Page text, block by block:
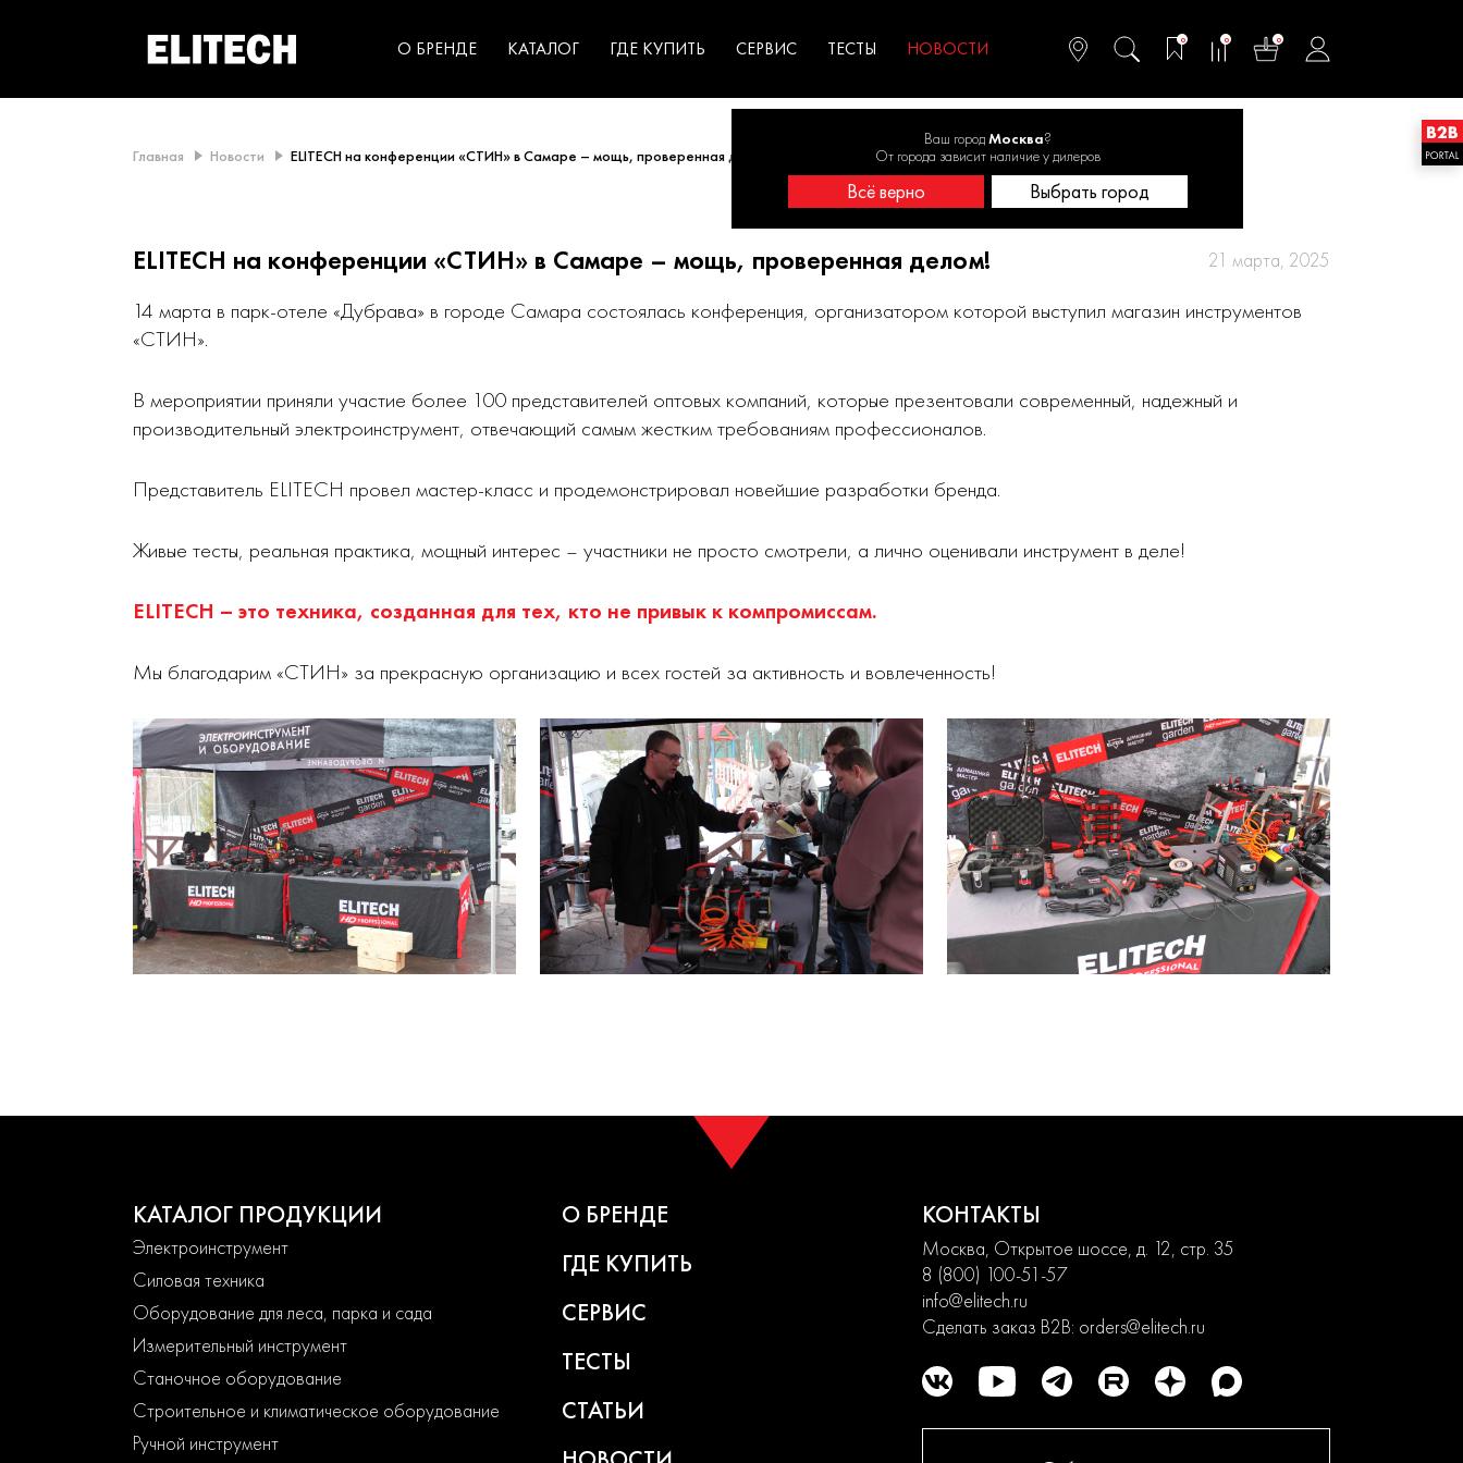
О БРЕНДЕ КАТАЛОГ садоводства
ГДЕ КУПИТЬ СЕРВИС ТЕСТЫ НОВОСТИ 0 0 0
Ваш городМосква?
От города зависит наличие у дилеров
Всё верно Выбрать город
Главная Новости ELITECH на конференции «СТИН» в Самаре – мощь, проверенная делом!
ELITECH на конференции «СТИН» в Самаре – мощь, проверенная делом! 21 марта, 2025
14 марта в парк-отеле «Дубрава» в городе Самара состоялась конференция, организатором которой выступил магазин инструментов
«СТИН».
В мероприятии приняли участие более 100 представителей оптовых компаний, которые презентовали современный, надежный и
производительный электроинструмент, отвечающий самым жестким требованиям профессионалов.
Представитель ELITECH провел мастер-класс и продемонстрировал новейшие разработки бренда.
Живые тесты, реальная практика, мощный интерес – участники не просто смотрели, а лично оценивали инструмент в деле!
ELITECH – это техника, созданная для тех, кто не привык к компромиссам.
Мы благодарим «СТИН» за прекрасную организацию и всех гостей за активность и вовлеченность!
КАТАЛОГ ПРОДУКЦИИ
Электроинструмент
Силовая техника
Оборудование для леса, парка и сада
Измерительный инструмент
Станочное оборудование
Строительное и климатическое оборудование
Ручной инструмент
О БРЕНДЕ
ГДЕ КУПИТЬ
СЕРВИС
ТЕСТЫ
СТАТЬИ
КОНТАКТЫ
Москва, Открытое шоссе, д. 12, стр. 35
8 (800) 100-51-57
info@elitech.ru
Сделать заказ B2B: orders@elitech.ru